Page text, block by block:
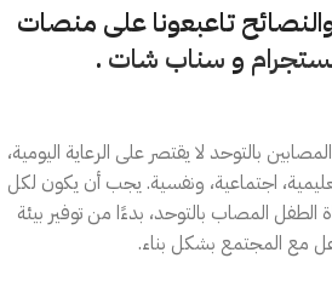
تاعبعونا على منصات
و سناب شات .
بالتوحد لا يقتصر على الرعاية اليومية،
اجتماعية، ونفسية. يجب أن يكون لكل
الطفل المصاب بالتوحد، بدءًا من توفير بيئة
مع المجتمع بشكل بناء.